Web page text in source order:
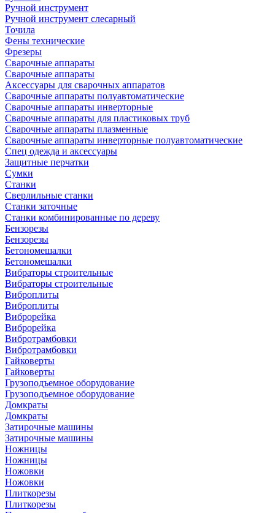
Ручной инструмент
Ручной инструмент слесарный
Точила
Фены технические
Фрезеры
Сварочные аппараты
Сварочные аппараты
Аксессуары для сварочных аппаратов
Сварочные аппараты полуавтоматические
Сварочные аппараты инверторные
Сварочные аппараты для пластиковых труб
Сварочные аппараты плазменные
Сварочные аппараты инверторные полуавтоматические
Спец одежда и аксессуары
Защитные перчатки
Сумки
Станки
Сверлильные станки
Станки заточные
Станки комбинированные по дереву
Бензорезы
Бензорезы
Бетономешалки
Бетономешалки
Вибраторы строительные
Вибраторы строительные
Виброплиты
Виброплиты
Виброрейка
Виброрейка
Вибротрамбовки
Вибротрамбовки
Гайковерты
Гайковерты
Грузоподъемное оборудование
Грузоподъемное оборудование
Домкраты
Домкраты
Затирочные машины
Затирочные машины
Ножницы
Ножницы
Ножовки
Ножовки
Плиткорезы
Плиткорезы